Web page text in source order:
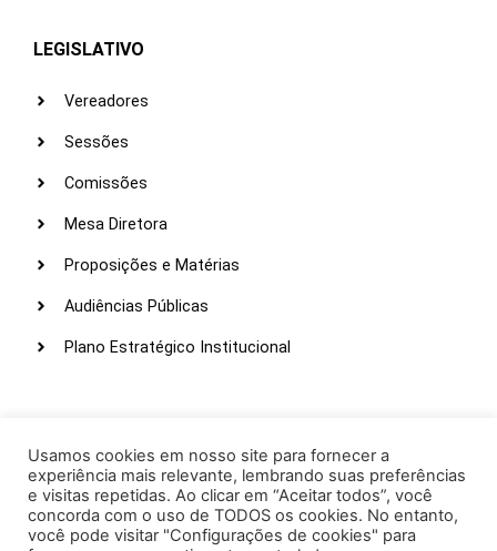
LEGISLATIVO
Vereadores
Sessões
Comissões
Mesa Diretora
Proposições e Matérias
Audiências Públicas
Plano Estratégico Institucional
Webmail
Intranet
Administração
Usamos cookies em nosso site para fornecer a
experiência mais relevante, lembrando suas preferências
e visitas repetidas. Ao clicar em “Aceitar todos”, você
concorda com o uso de TODOS os cookies. No entanto,
você pode visitar "Configurações de cookies" para